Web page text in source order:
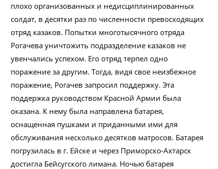
плохо организованных и недисциплинированных
солдат, в десятки раз по численности превосходящих
отряд казаков. Попытки многотысячного отряда
Рогачева уничтожить подразделение казаков не
увенчались успехом. Его отряд терпел одно
поражение за другим. Тогда, видя свое неизбежное
поражение, Рогачев запросил поддержку. Эта
поддержка руководством Красной Армии была
оказана. К нему была направлена батарея,
оснащенная пушками и приданными ими для
обслуживания несколько десятков матросов. Батарея
погрузилась в г. Ейске и через Приморско-Ахтарск
достигла Бейсугского лимана. Ночью батарея